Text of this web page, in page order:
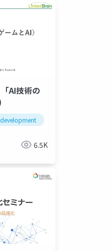
nvidia
AI技術の
6.5K